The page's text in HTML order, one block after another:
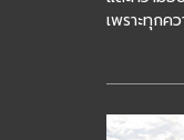
เพราะทุกค